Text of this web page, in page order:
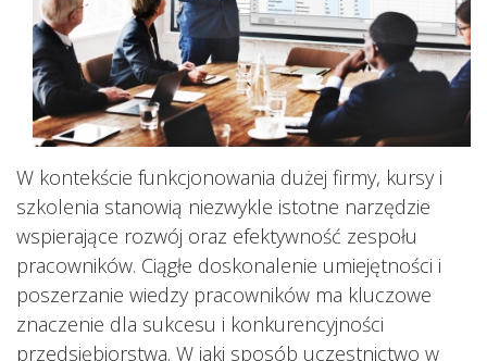
W kontekście funkcjonowania dużej firmy, kursy i
szkolenia stanowią niezwykle istotne narzędzie
wspierające rozwój oraz efektywność zespołu
pracowników. Ciągłe doskonalenie umiejętności i
poszerzanie wiedzy pracowników ma kluczowe
znaczenie dla sukcesu i konkurencyjności
przedsiębiorstwa. W jaki sposób uczestnictwo w